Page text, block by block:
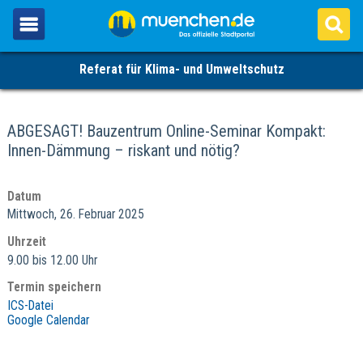
Referat für Klima- und Umweltschutz
ABGESAGT! Bauzentrum Online-Seminar Kompakt:
Innen-Dämmung – riskant und nötig?
Datum
Mittwoch, 26. Februar 2025
Uhrzeit
9.00 bis 12.00 Uhr
Termin speichern
ICS-Datei
Google Calendar